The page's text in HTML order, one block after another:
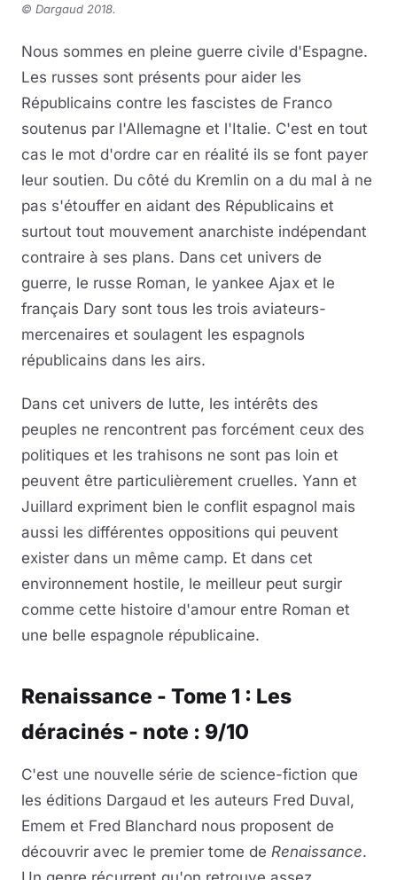
© Dargaud 2018.
Nous sommes en pleine guerre civile d'Espagne.
Les russes sont présents pour aider les
Républicains contre les fascistes de Franco
soutenus par l'Allemagne et l'Italie. C'est en tout
cas le mot d'ordre car en réalité ils se font payer
leur soutien. Du côté du Kremlin on a du mal à ne
pas s'étouffer en aidant des Républicains et
surtout tout mouvement anarchiste indépendant
contraire à ses plans. Dans cet univers de
guerre, le russe Roman, le yankee Ajax et le
français Dary sont tous les trois aviateurs-
mercenaires et soulagent les espagnols
républicains dans les airs.
Dans cet univers de lutte, les intérêts des
peuples ne rencontrent pas forcément ceux des
politiques et les trahisons ne sont pas loin et
peuvent être particulièrement cruelles. Yann et
Juillard expriment bien le conflit espagnol mais
aussi les différentes oppositions qui peuvent
exister dans un même camp. Et dans cet
environnement hostile, le meilleur peut surgir
comme cette histoire d'amour entre Roman et
une belle espagnole républicaine.
Renaissance - Tome 1 : Les
déracinés - note : 9/10
C'est une nouvelle série de science-fiction que
les éditions Dargaud et les auteurs Fred Duval,
Emem et Fred Blanchard nous proposent de
découvrir avec le premier tome de Renaissance.